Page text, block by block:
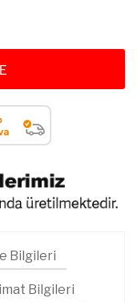
Bilgileri
Bilgileri